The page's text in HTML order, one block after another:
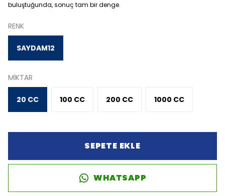
buluştuğunda, sonuç tam bir denge.
RENK
SAYDAM12
MİKTAR
20 CC 100 CC 200 CC 1000 CC
SEPETE EKLE
WHATSAPP